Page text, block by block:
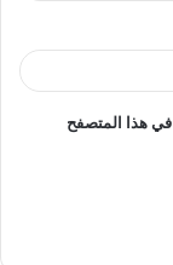
في هذا المتصفح